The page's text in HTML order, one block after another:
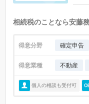
相続税のことなら安藤
得意分野 確定申告
得意業種 不動産
個人の相談も受付可